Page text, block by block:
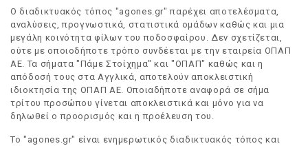
Ο διαδικτυακός τόπος "agones.gr" παρέχει αποτελέσματα,
αναλύσεις, προγνωστικά, στατιστικά ομάδων καθώς και μια
μεγάλη κοινότητα φίλων του ποδοσφαίρου. Δεν σχετίζεται,
ούτε με οποιοδήποτε τρόπο συνδέεται με την εταιρεία ΟΠΑΠ
ΑΕ. Τα σήματα "Πάμε Στοίχημα" και "ΟΠΑΠ" καθώς και η
απόδοσή τους στα Αγγλικά, αποτελούν αποκλειστική
ιδιοκτησία της ΟΠΑΠ ΑΕ. Οποιαδήποτε αναφορά σε σήμα
τρίτου προσώπου γίνεται αποκλειστικά και μόνο για να
δηλωθεί ο προορισμός και η προέλευση του.
Το "agones.gr" είναι ενημερωτικός διαδικτυακός τόπος και